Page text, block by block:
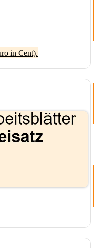
in Cent).